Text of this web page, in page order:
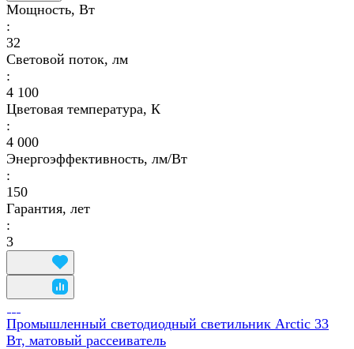
Мощность, Вт
:
32
Световой поток, лм
:
4 100
Цветовая температура, К
:
4 000
Энергоэффективность, лм/Вт
:
150
Гарантия, лет
:
3
Промышленный светодиодный светильник Arctic 33
Вт, матовый рассеиватель